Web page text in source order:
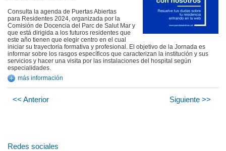
Consulta la agenda de Puertas Abiertas
para Residentes 2024, organizada por la
Comisión de Docencia del Parc de Salut Mar y
que está dirigida a los futuros residentes que
este año tienen que elegir centro en el cual
iniciar su trayectoria formativa y profesional. El objetivo de la Jornada es
informar sobre los rasgos específicos que caracterizan la institución y sus
servicios y hacer una visita por las instalaciones del hospital según
especialidades.
más información
<< Anterior Siguiente >>
Redes sociales